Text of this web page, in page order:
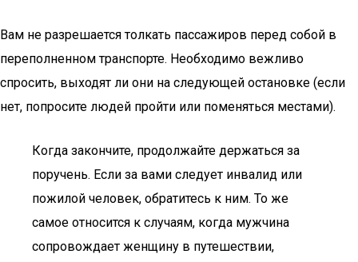
Вам не разрешается толкать пассажиров перед собой в
переполненном транспорте. Необходимо вежливо
спросить, выходят ли они на следующей остановке (если
нет, попросите людей пройти или поменяться местами).
Когда закончите, продолжайте держаться за
поручень. Если за вами следует инвалид или
пожилой человек, обратитесь к ним. То же
самое относится к случаям, когда мужчина
сопровождает женщину в путешествии,